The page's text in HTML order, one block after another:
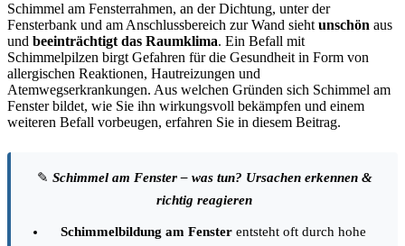
Schimmel am Fensterrahmen, an der Dichtung, unter der
Fensterbank und am Anschlussbereich zur Wand sieht unschön aus
und beeinträchtigt das Raumklima. Ein Befall mit
Schimmelpilzen birgt Gefahren für die Gesundheit in Form von
allergischen Reaktionen, Hautreizungen und
Atemwegserkrankungen. Aus welchen Gründen sich Schimmel am
Fenster bildet, wie Sie ihn wirkungsvoll bekämpfen und einem
weiteren Befall vorbeugen, erfahren Sie in diesem Beitrag.
✎ Schimmel am Fenster – was tun? Ursachen erkennen &
richtig reagieren
Schimmelbildung am Fenster entsteht oft durch hohe